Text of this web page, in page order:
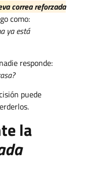
correa reforzada
como:
ya está
responde:
puede
la